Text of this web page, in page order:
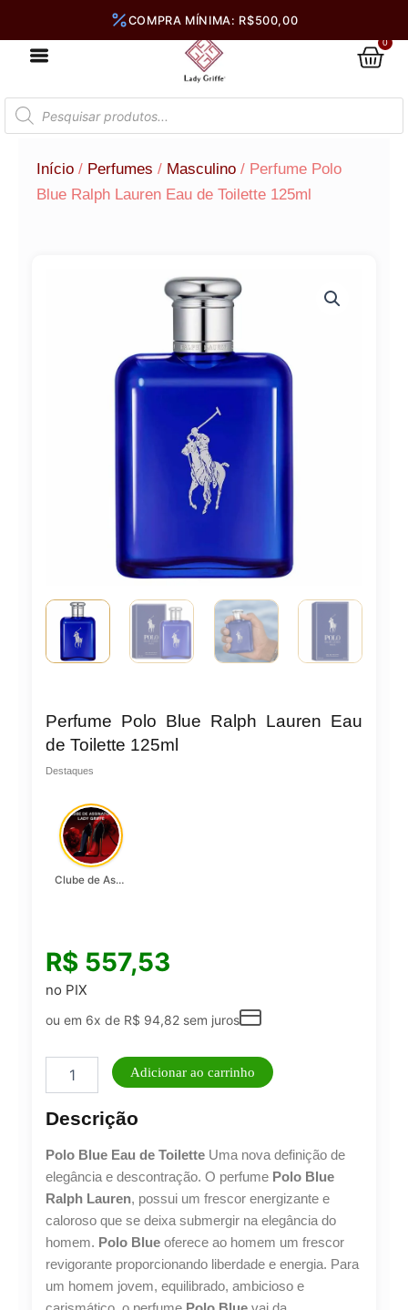
0
Pesquisar
produtos
Início / Perfumes / Masculino / Perfume Polo
Blue Ralph Lauren Eau de Toilette 125ml
Perfume Polo Blue Ralph Lauren Eau
de Toilette 125ml
Destaques
Clube de Assinatura Lady Griffe
R$ 557,53
no PIX
ou em 6x de R$ 94,82 sem juros
Ralph
Eau
de
Toilette
125ml
quantidade
Adicionar ao carrinho
Descrição
Polo Blue Eau de Toilette Uma nova definição de
elegância e descontração. O perfume Polo Blue
Ralph Lauren, possui um frescor energizante e
caloroso que se deixa submergir na elegância do
homem. Polo Blue oferece ao homem um frescor
revigorante proporcionando liberdade e energia. Para
um homem jovem, equilibrado, ambicioso e